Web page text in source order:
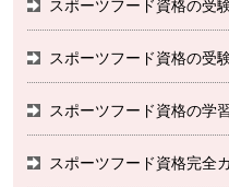
スポーツフード資格の受
スポーツフード資格の受
スポーツフード資格の学
スポーツフード資格完全